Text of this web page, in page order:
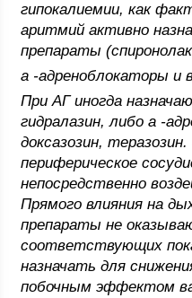
гипокалиемии, как
аритмий активно
препараты
a -адреноблокаторы и
При АГ иногда
гидралазин, либо a -
доксазозин,
периферическое
непосредственно
Прямого влияния на
препараты не
соответствующих
назначать для
побочным эффектом